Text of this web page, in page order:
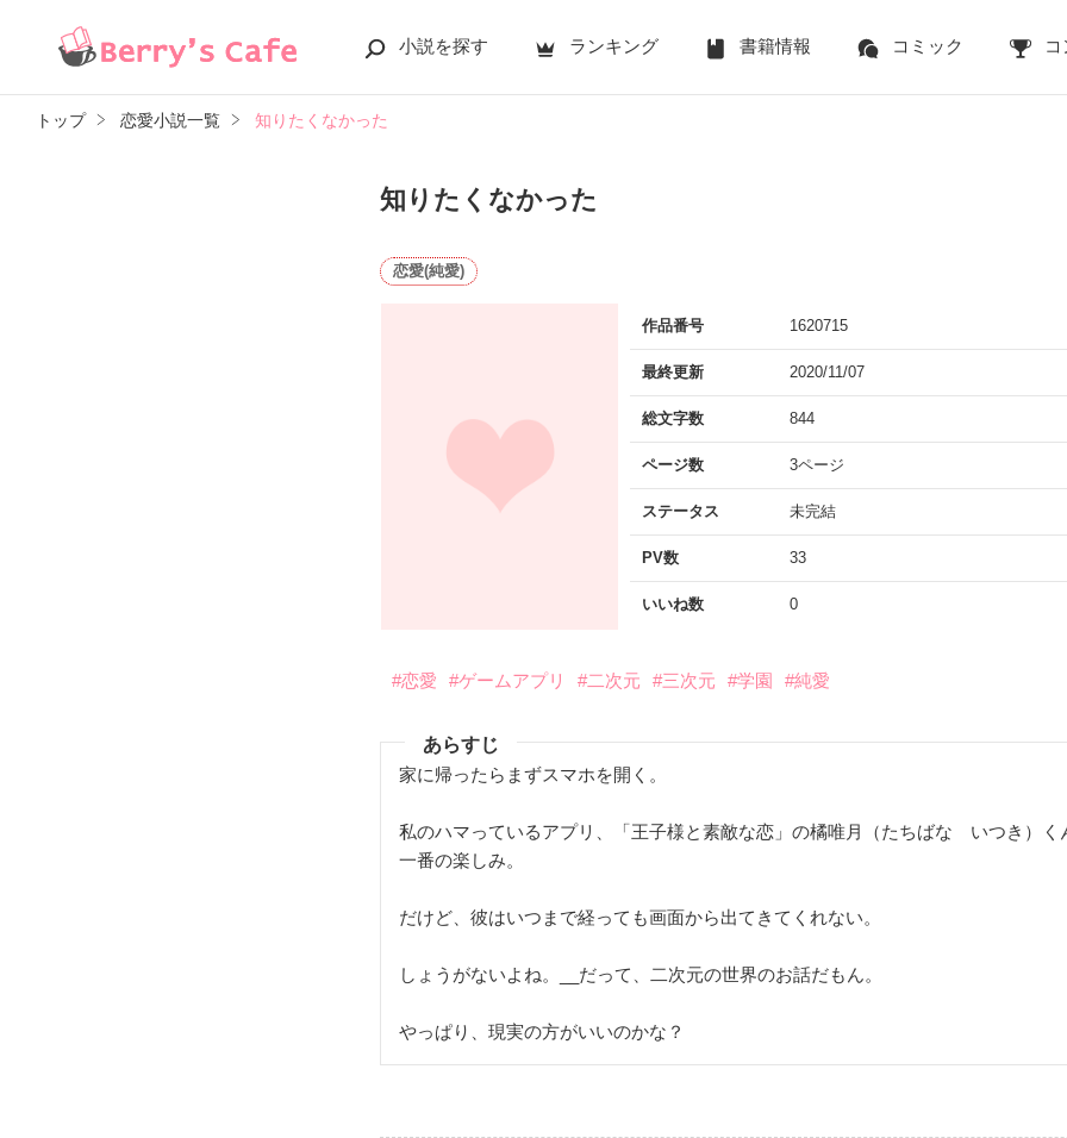
小説を探す ランキング 書籍情報 コミック コ
トップ 恋愛小説一覧 知りたくなかった
知りたくなかった
恋愛(純愛)
作品番号 1620715
最終更新 2020/11/07
総文字数 844
ページ数 3ページ
ステータス 未完結
PV数 33
いいね数 0
#恋愛 #ゲームアプリ #二次元 #三次元 #学園 #純愛
あらすじ
家に帰ったらまずスマホを開く。
私のハマっているアプリ、「王子様と素敵な恋」の橘唯月（たちばな いつき）く
一番の楽しみ。
だけど、彼はいつまで経っても画面から出てきてくれない。
しょうがないよね。__だって、二次元の世界のお話だもん。
やっぱり、現実の方がいいのかな？